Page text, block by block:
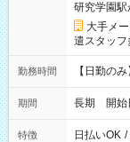
研究学園
大手メ
遣スタッフ
勤務時間 【日勤の
期間 長期 開始
特徴 日払いOK /